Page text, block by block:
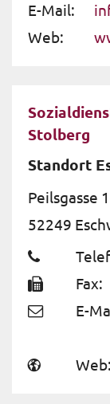
E-Mail:
Web:
Stolberg
Standort
Peilsgasse
52249
Fax:
E-
Web: